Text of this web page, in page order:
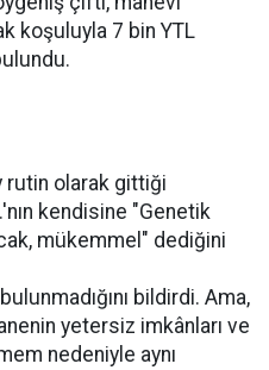
koşuluyla 7 bin YTL
olarak gittiği
kendisine "Genetik
mükemmel" dediğini
bildirdi. Ama,
yetersiz imkânları ve
nedeniyle aynı